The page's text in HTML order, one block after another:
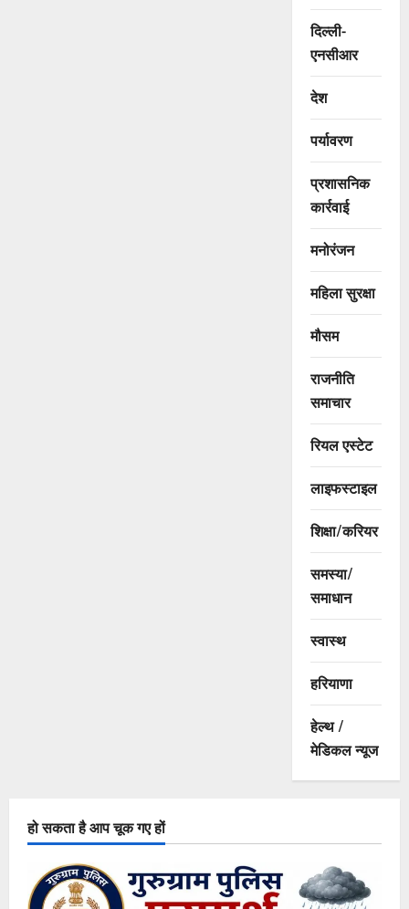
दिल्ली-
एनसीआर
देश
पर्यावरण
प्रशासनिक
कार्रवाई
मनोरंजन
महिला सुरक्षा
मौसम
राजनीति
समाचार
रियल एस्टेट
लाइफस्टाइल
शिक्षा/करियर
समस्या/
समाधान
स्वास्थ
हरियाणा
हेल्थ /
मेडिकल न्यूज
हो सकता है आप चूक गए हों